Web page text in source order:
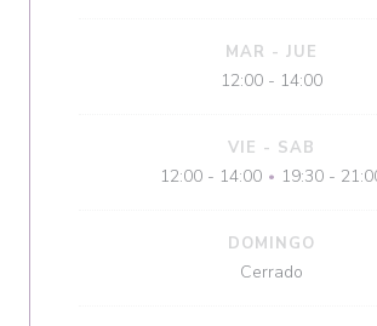
MAR -JUE
12:00 - 14:00
VIE - SAB
12:00 - 14:00 • 19:30 -
DOMINGO
Cerrado